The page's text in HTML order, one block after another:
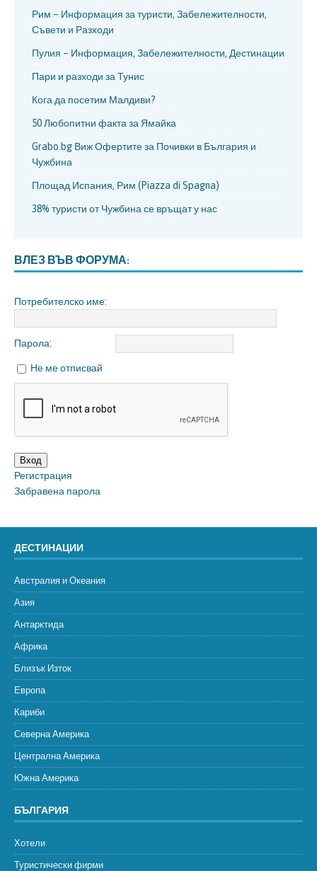
Рим – Информация за туристи, Забележителности,
Съвети и Разходи
Пулия – Информация, Забележителности, Дестинации
Пари и разходи за Тунис
Кога да посетим Малдиви?
50 Любопитни факта за Ямайка
Grabo.bg Виж Офертите за Почивки в България и
Чужбина
Площад Испания, Рим (Piazza di Spagna)
38% туристи от Чужбина се връщат у нас
ВЛЕЗ ВЪВ ФОРУМА:
Потребителско име:
Парола:
Не ме отписвай
Вход
Регистрация
Забравена парола
ДЕСТИНАЦИИ
Австралия и Океания
Азия
Антарктида
Африка
Близък Изток
Европа
Кариби
Северна Америка
Централна Америка
Южна Америка
БЪЛГАРИЯ
Хотели
Туристически фирми